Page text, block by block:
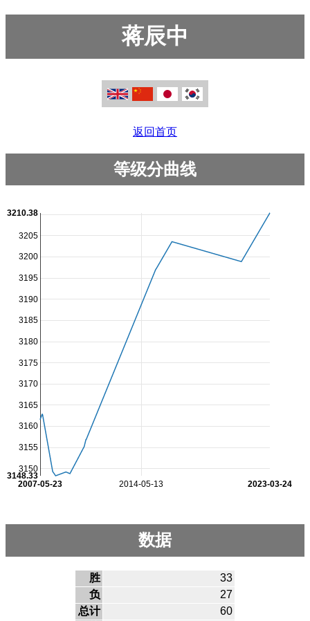
蒋辰中
返回首页
等级分曲线
2014-05-13
2007-05-23 2023-03-24
3150
3155
3160
3165
3170
3175
3180
3185
3190
3195
3200
3205
3148.33
3210.38
数据
胜
33
负
27
总计
60